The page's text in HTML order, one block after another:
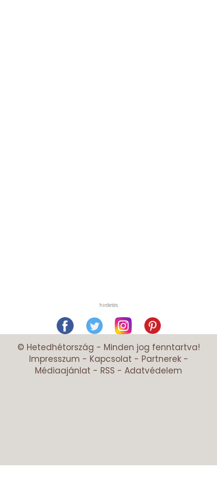
hirdetés
© Hetedhétország - Minden jog fenntartva!
Impresszum - Kapcsolat - Partnerek-
Médiaajánlat - RSS - Adatvédelem